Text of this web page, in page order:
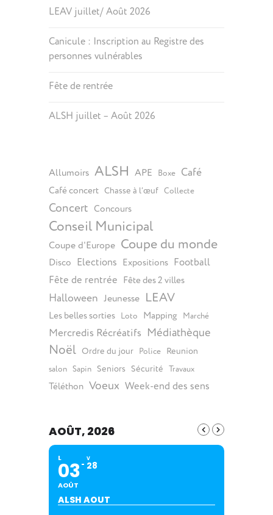
LEAV juillet/ Août 2026
Canicule : Inscription au Registre des
personnes vulnérables
Fête de rentrée
ALSH juillet – Août 2026
Allumoirs ALSH APE Boxe Café
Café concert Chasse à l’œuf Collecte
Concert Concours
Conseil Municipal
Coupe d'Europe Coupe du monde
Disco Elections Expositions Football
Fête de rentrée Fête des 2 villes
Halloween Jeunesse LEAV
Les belles sorties Loto Mapping Marché
Mercredis Récréatifs Médiathèque
Noël Ordre du jour Police Reunion
salon Sapin Seniors Sécurité Travaux
Téléthon Voeux Week-end des sens
AOÛT, 2026
L
03
AOÛT
V
28
ALSH AOUT